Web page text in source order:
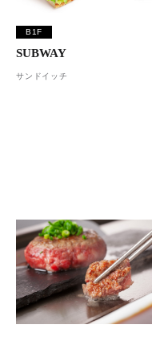
B1F
SUBWAY
サンドイッチ